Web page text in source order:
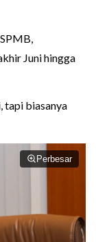
Juni hingga
tapi biasanya
Perbesar